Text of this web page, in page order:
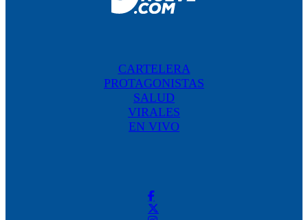
CARTELERA
PROTAGONISTAS
SALUD
VIRALES
EN VIVO